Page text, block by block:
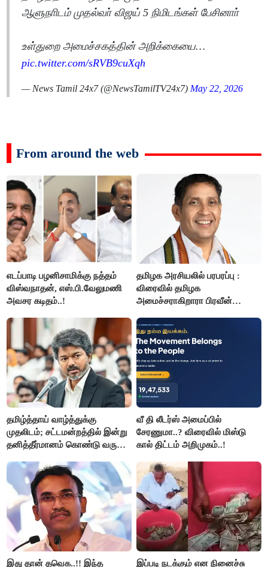
ஆளுநாிடம் முதல்வா் விஜய் 5 நிமிடங்கள் பேசினாா்
உள்துறை அமைச்சகத்தின் அறிக்கையை…
pic.twitter.com/sRVB9cuXqh
— News Tamil 24x7 (@NewsTamilTV24x7) May 22, 2026
From around the web
எடப்பாடி பழனிசாமிக்கு நத்தம்
விஸ்வநாதன், எஸ்.பி.வேலுமணி
அவசர கடிதம்..!
தமிழக அரசியலில் பரபரப்பு :
விரைவில் தமிழக
அமைச்சராகிறாரா பிரவீன்
தமிழ்த்தாய் வாழ்த்துக்கு
முதலிடம்; சட்டமன்றத்தில் இன்று
தனித்தீர்மானம் கொண்டு வரும்
வீ தி லீடர்ஸ் அமைப்பில்
சேரணுமா..? விரைவில் மிஸ்டு
கால் திட்டம் அறிமுகம்..!
இது தான் தவெக..!! இந்த
இப்படி நடக்கும் என நினைச்சு